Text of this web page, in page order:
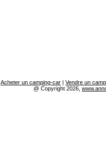
Acheter un camping-car | Vendre un
@ Copyright 2026,